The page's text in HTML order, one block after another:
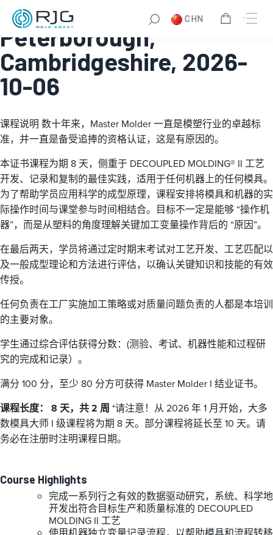
CHN
Master Molder® I:
Peterborough,
Cambridgeshire, 2026-
10-06
课程说明 数十年来，Master Molder 一直是模塑行业的卓越标
准，并一直是备受追捧的资格认证，这是有原因的。
本证书课程为期 8 天，侧重于 DECOUPLED MOLDING® II 工艺
开发、记录和复制的最佳实践，适用于任何机器上的任何模具。
为了帮助学员应用科学的成型原理，课程安排将模具和机器的实
际操作时间与课堂参与时间相结合。目标不一定是能够 “操作机
器”，而是从塑料的角度理解关键加工变量操作背后的 “原因”。
在最后两天，学员将通过定时期末考试对工艺开发、工艺匹配以
及一般成型理论和方法进行评估，以确认关键知识和技能的有效
传授。
任何负责在工厂实施加工策略或对质量问题负责的人都是本培训
的主要对象。
学生通过综合评估获得分数：(测验、考试、机器性能和过程研
究的完成和记录）。
满分 100 分，至少 80 分方可获得 Master Molder I 结业证书。
课程长度： 8 天，共 2 周 *请注意！从 2026 年 1 月开始，大多
数模具大师 I 级课程将为期 8 天。部分课程将延长至 10 天。请
务必在注册时注明课程日期。
Course Highlights
完成一系列行之有效的数据驱动研究，系统、科学地
开发出符合目标生产和质量标准的 DECOUPLED
MOLDING II 工艺